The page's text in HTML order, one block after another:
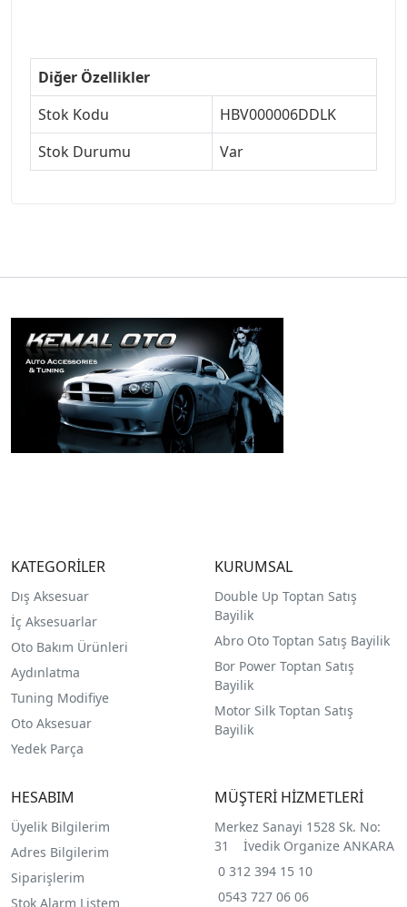
Diğer Özellikler
Stok Kodu
HBV000006DDLK
Stok Durumu
Var
KATEGORİLER
Dış Aksesuar
İç Aksesuarlar
Oto Bakım Ürünleri
Aydınlatma
Tuning Modifiye
Oto Aksesuar
Yedek Parça
KURUMSAL
Double Up Toptan Satış
Bayilik
Abro Oto Toptan Satış Bayilik
Bor Power Toptan Satış
Bayilik
Motor Silk Toptan Satış
Bayilik
HESABIM
Üyelik Bilgilerim
Adres Bilgilerim
Siparişlerim
Stok Alarm Listem
MÜŞTERİ HİZMETLERİ
Merkez Sanayi 1528 Sk. No:
31 İvedik Organize ANKARA
0 312 394 15 10
0543 727 06 06